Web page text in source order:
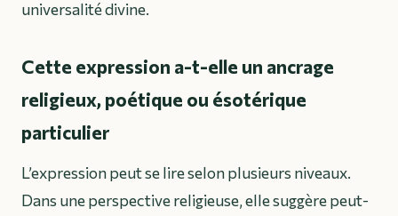
universalité divine.
Cette expression a-t-elle un ancrage
religieux, poétique ou ésotérique
particulier
L’expression peut se lire selon plusieurs niveaux.
Dans une perspective religieuse, elle suggère peut-